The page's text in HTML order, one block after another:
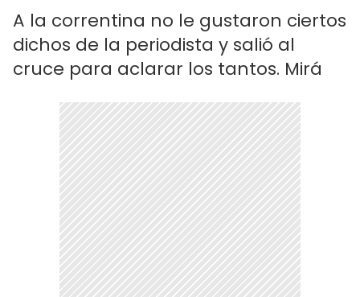
A la correntina no le gustaron ciertos
dichos de la periodista y salió al
cruce para aclarar los tantos. Mirá